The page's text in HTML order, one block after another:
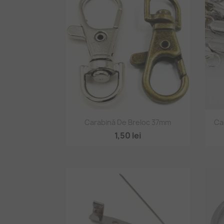
 Vizualizare rapidă
Carabină De Breloc 37mm
1,50 lei